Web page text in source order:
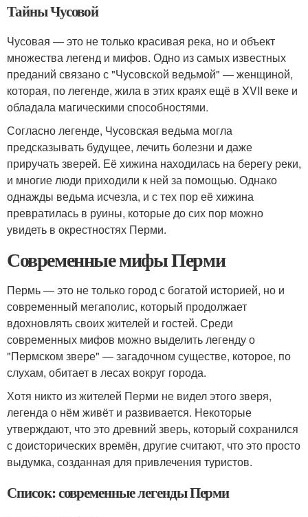
Тайны Чусовой
Чусовая — это не только красивая река, но и объект
множества легенд и мифов. Одно из самых известных
преданий связано с "Чусовской ведьмой" — женщиной,
которая, по легенде, жила в этих краях ещё в XVII веке и
обладала магическими способностями.
Согласно легенде, Чусовская ведьма могла
предсказывать будущее, лечить болезни и даже
приручать зверей. Её хижина находилась на берегу реки,
и многие люди приходили к ней за помощью. Однако
однажды ведьма исчезла, и с тех пор её хижина
превратилась в руины, которые до сих пор можно
увидеть в окрестностях Перми.
Современные мифы Перми
Пермь — это не только город с богатой историей, но и
современный мегаполис, который продолжает
вдохновлять своих жителей и гостей. Среди
современных мифов можно выделить легенду о
"Пермском звере" — загадочном существе, которое, по
слухам, обитает в лесах вокруг города.
Хотя никто из жителей Перми не видел этого зверя,
легенда о нём живёт и развивается. Некоторые
утверждают, что это древний зверь, который сохранился
с доисторических времён, другие считают, что это просто
выдумка, созданная для привлечения туристов.
Список: современные легенды Перми